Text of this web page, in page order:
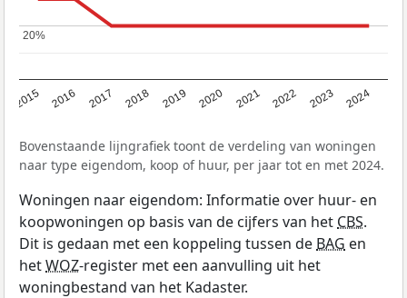
2015 2016 2017 2018 2019 2020 2021 2022 2023 2024
20%
20%
Bovenstaande lijngrafiek toont de verdeling van woningen
naar type eigendom, koop of huur, per jaar tot en met 2024.
Woningen naar eigendom: Informatie over huur- en
koopwoningen op basis van de cijfers van het CBS.
Dit is gedaan met een koppeling tussen de BAG en
hetWOZ-register met een aanvulling uit het
woningbestand van het Kadaster.